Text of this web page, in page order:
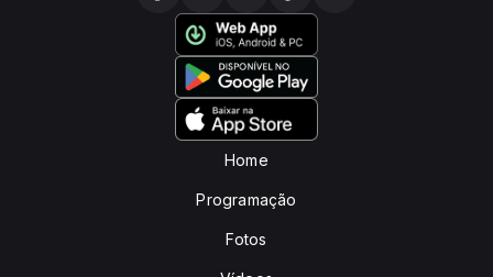
Home
Programação
Fotos